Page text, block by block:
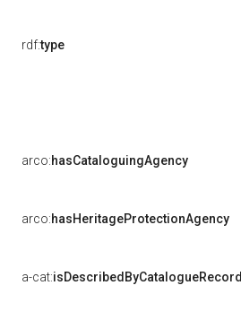
rdf:type
arco:hasCataloguingAgency
arco:hasHeritageProtectionAgency
a-cat:isDescribedByCatalogueRecord